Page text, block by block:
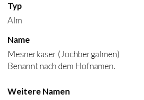
Typ
Alm
Name
Mesnerkaser (Jochbergalmen)
Benannt nach dem Hofnamen.
Weitere Namen